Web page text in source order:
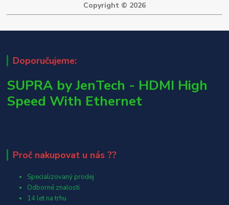
Copyright © 2026
Doporučujeme:
SUPRA by JenTech - HDMI High
Speed With Ethernet
Proč nakupovat u nás ??
Specializovaný prodej
Odborné znalosti
14 let na trhu